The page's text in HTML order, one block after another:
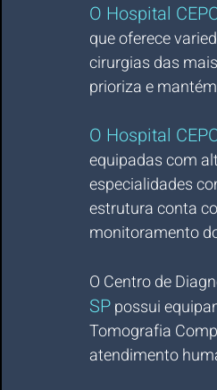
O Hospital
que oferece
cirurgias das
prioriza e
O Hospital
equipadas com
especialidades
estrutura conta
monitoramento
O Centro de
SP possui
Tomografia
atendimento